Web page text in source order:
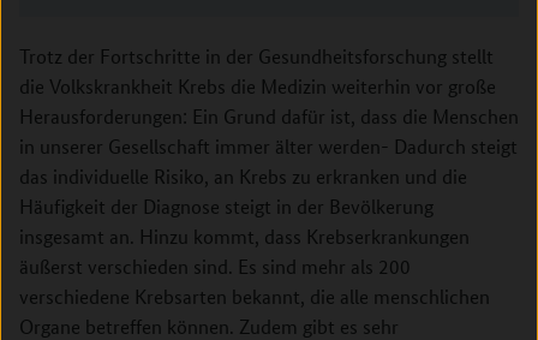
Trotz der Fortschritte in der Gesundheitsforschung stellt
die Volkskrankheit Krebs die Medizin weiterhin vor große
Herausforderungen: Ein Grund dafür ist, dass die Menschen
in unserer Gesellschaft immer älter werden- Dadurch steigt
das individuelle Risiko, an Krebs zu erkranken und die
Häufigkeit der Diagnose steigt in der Bevölkerung
insgesamt an. Hinzu kommt, dass Krebserkrankungen
äußerst verschieden sind. Es sind mehr als 200
verschiedene Krebsarten bekannt, die alle menschlichen
Organe betreffen können. Zudem gibt es sehr